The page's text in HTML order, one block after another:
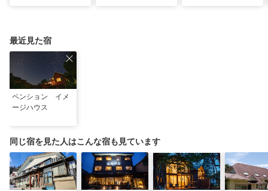
最近見た宿
ペンション イメ
ージハウス
同じ宿を見た人はこんな宿も見ています